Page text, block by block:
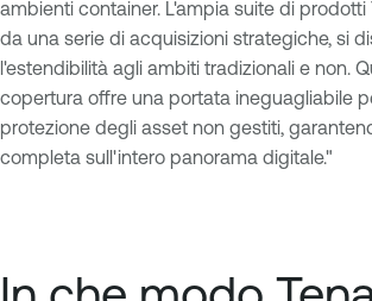
ambienti container. L'ampia suite di prodotti
da una serie di acquisizioni strategiche, si
l'estendibilità agli ambiti tradizionali e non.
copertura offre una portata ineguagliabile
protezione degli asset non gestiti,
completa sull'intero panorama digitale."